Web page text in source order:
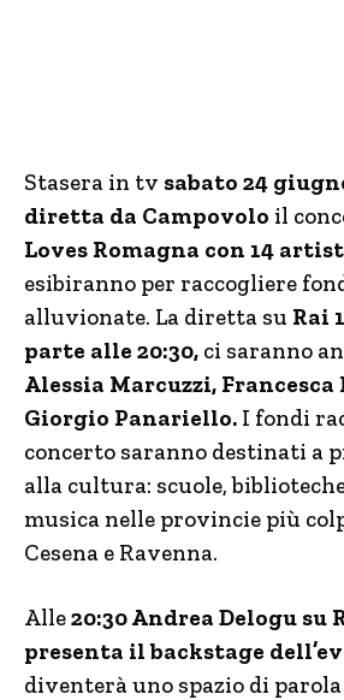
Stasera in tv sabato 24
diretta da Campovolo il
Loves Romagna con 14
esibiranno per raccogliere
alluvionate. La diretta su Rai
parte alle 20:30, ci saranno
Alessia Marcuzzi, Francesca
Giorgio Panariello. I fondi
concerto saranno destinati a
alla cultura: scuole,
musica nelle provincie più
Cesena e Ravenna.
Alle20:30 Andrea Delogu su
presenta il backstage
diventerà uno spazio di